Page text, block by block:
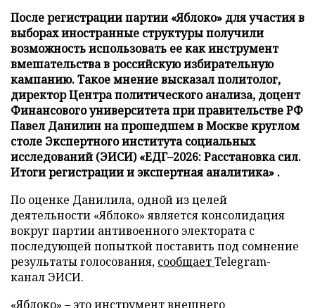
После регистрации партии «Яблоко» для участия в
выборах иностранные структуры получили
возможность использовать ее как инструмент
вмешательства в российскую избирательную
кампанию. Такое мнение высказал политолог,
директор Центра политического анализа, доцент
Финансового университета при правительстве РФ
Павел Данилин на прошедшем в Москве круглом
столе Экспертного института социальных
исследований (ЭИСИ) «ЕДГ–2026: Расстановка сил.
Итоги регистрации и экспертная аналитика» .
По оценке Данилила, одной из целей
деятельности «Яблоко» является консолидация
вокруг партии антивоенного электората с
последующей попыткой поставить под сомнение
результаты голосования, сообщаетTelegram-
канал ЭИСИ.
«Яблоко» – это инструмент внешнего